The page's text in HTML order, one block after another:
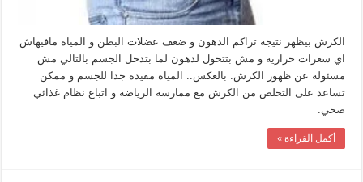
الكرش بيظهر نتيجة تراكم الدهون و ضعف عضلات البطن و المياه مافيهاش
اي سعرات حرارية و مش بتتحول لدهون لما بتدخل الجسم بالتالي مش
مسئولة عن ظهور الكرش. بالعكس.. المياه مفيدة جدا للجسم و ممكن
تساعد على التخلص من الكرش مع ممارسة الرياضة و اتباع نظام غذائي
صحي.
أكمل القراءة »